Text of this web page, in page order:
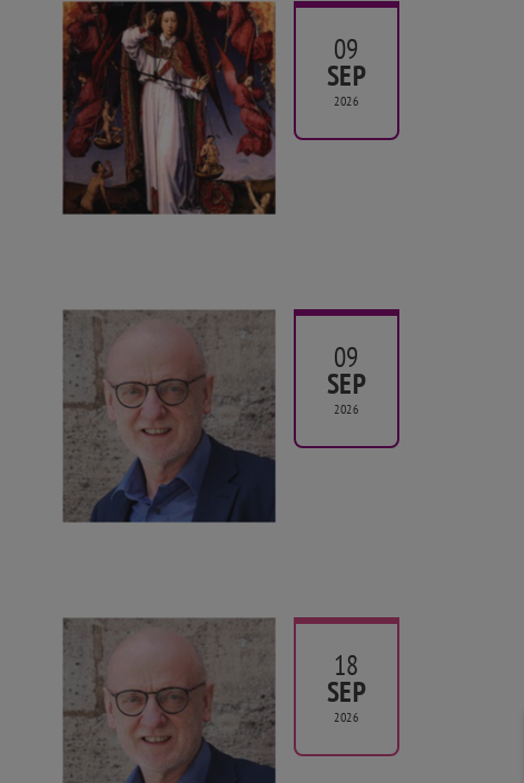
09
SEP
2026
09
SEP
2026
18
SEP
2026